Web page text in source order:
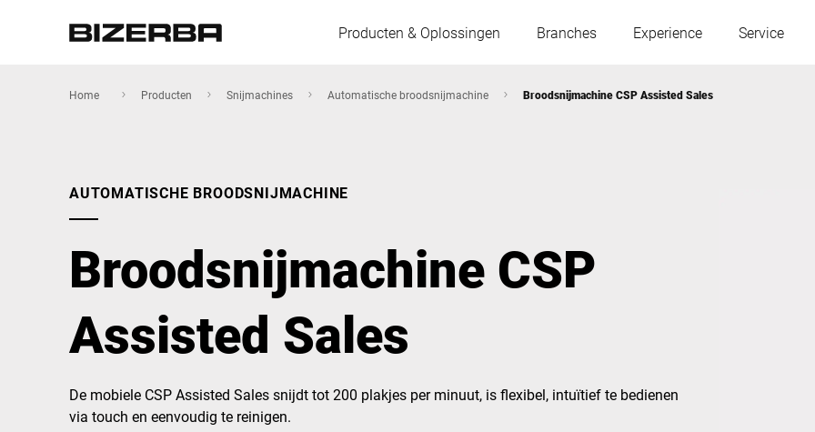
Producten & Oplossingen Branches Experience Service
Hongarije
Amerika
Azië
Australië
Afrika
Home Producten Snijmachines Automatische broodsnijmachine Broodsnijmachine CSP Assisted Sales
AUTOMATISCHE BROODSNIJMACHINE
Broodsnijmachine CSP
Assisted Sales
De mobiele CSP Assisted Sales snijdt tot 200 plakjes per minuut, is flexibel, intuïtief te bedienen
via touch en eenvoudig te reinigen.